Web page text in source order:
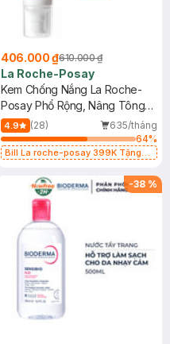
406.000 ₫610.000 ₫
La Roche-Posay
Kem Chống Nắng La Roche-
Posay Phổ Rộng, Nâng Tông
Kiềm Dầu 50ml
4.9 (28)
635/tháng
64%
Bill La roche-posay 399K Tặng
(SL có hạn)
-38 %